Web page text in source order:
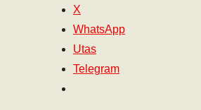
X
WhatsApp
Utas
Telegram